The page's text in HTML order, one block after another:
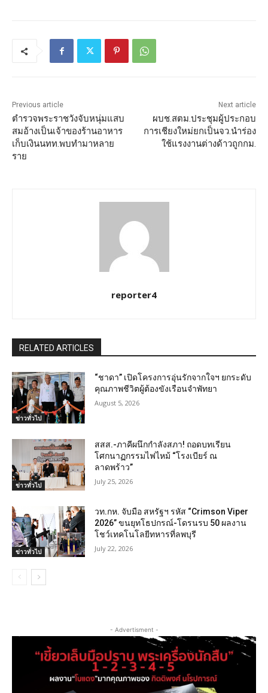
Previous article
ตำรวจพระราชวังจับหนุ่มแสบ
สมอ้างเป็นเจ้าของร้านอาหาร
เก็บเงินนทท.พบทำมาหลาย
ราย
Next article
ผบช.สตม.ประชุมผู้ประกอบ
การเชียงใหม่ยกเป็นจว.นำร่อง
ใช้แรงงานต่างด้าวถูกกม.
reporter4
RELATED ARTICLES
ข่าวทั่วไป
“ชาดา” เปิดโครงการอุ่นรักจากใจฯ ยกระดับ
คุณภาพชีวิตผู้ต้องขังเรือนจำพัทยา
August 5, 2026
ข่าวทั่วไป
สสส.-ภาคีผนึกกำลังสภา! ถอดบทเรียน
โศกนาฏกรรมไฟไหม้ “โรงเบียร์ ณ
ลาดพร้าว”
July 25, 2026
ข่าวทั่วไป
วท.กห. จับมือ สหรัฐฯ รหัส “Crimson Viper
2026” ขนยุทโธปกรณ์-โดรนรบ 50 ผลงาน
โชว์เทคโนโลยีทหารที่ลพบุรี
July 22, 2026
- Advertisment -